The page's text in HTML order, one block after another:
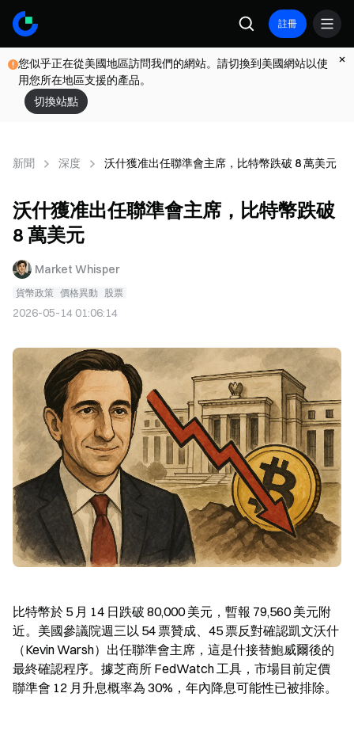
註冊
您似乎正在從美國地區訪問我們的網站。請切換到美國網站以使
用您所在地區支援的產品。
切換站點
新聞 深度 沃什獲准出任聯準會主席，比特幣跌破 8 萬美元
沃什獲准出任聯準會主席，比特幣跌破
8 萬美元
Market Whisper
貨幣政策 價格異動 股票
2026-05-14 01:06:14
比特幣於 5 月 14 日跌破 80,000 美元，暫報 79,560 美元附
近。美國參議院週三以 54 票贊成、45 票反對確認凱文沃什
（Kevin Warsh）出任聯準會主席，這是什接替鮑威爾後的
最終確認程序。據芝商所 FedWatch 工具，市場目前定價
聯準會 12 月升息概率為 30%，年內降息可能性已被排除。